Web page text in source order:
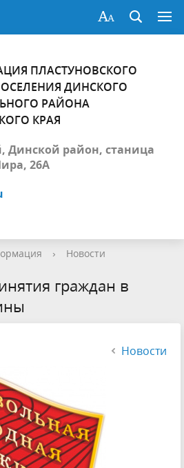
ПЛАСТУНОВСКОГО
ДИНСКОГО
РАЙОНА
КРАЯ
Динской район, станица
26А
› Новости
граждан в
Новости